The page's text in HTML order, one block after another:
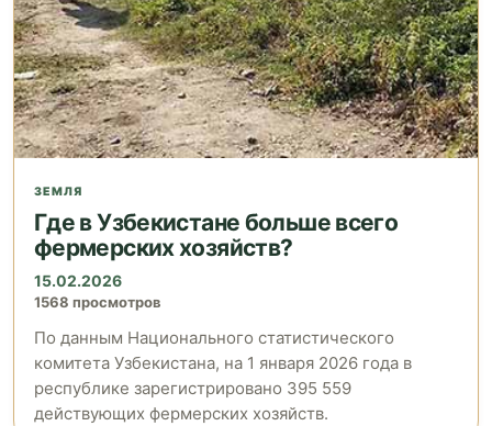
ЗЕМЛЯ
Где в Узбекистане больше всего
фермерских хозяйств?
15.02.2026
1568 просмотров
По данным Национального статистического
комитета Узбекистана, на 1 января 2026 года в
республике зарегистрировано 395 559
действующих фермерских хозяйств.